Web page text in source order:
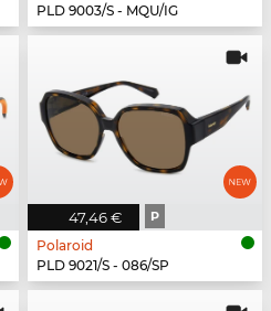
PLD 9003/S - MQU/IG
47,46 € P
Polaroid
PLD 9021/S - 086/SP